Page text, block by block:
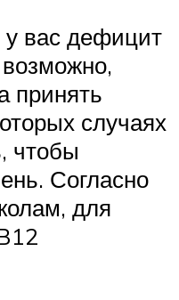
у вас дефицит
принять
случаях
чтобы
Согласно
для